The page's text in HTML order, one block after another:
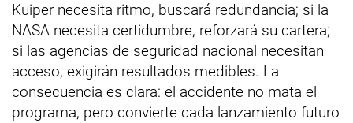
Kuiper necesita ritmo, buscará redundancia; si la
NASA necesita certidumbre, reforzará su cartera;
si las agencias de seguridad nacional necesitan
acceso, exigirán resultados medibles. La
consecuencia es clara: el accidente no mata el
programa, pero convierte cada lanzamiento futuro